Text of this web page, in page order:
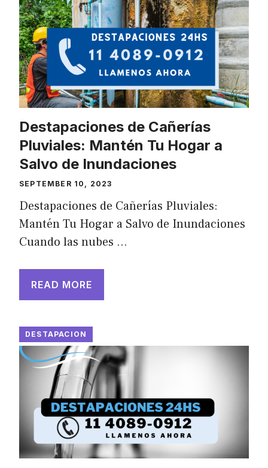
Destapaciones de Cañerías
Pluviales: Mantén Tu Hogar a
Salvo de Inundaciones
SEPTEMBER 10, 2023
Destapaciones de Cañerías Pluviales:
Mantén Tu Hogar a Salvo de Inundaciones
Cuando las nubes …
READ MORE
DESTAPACION